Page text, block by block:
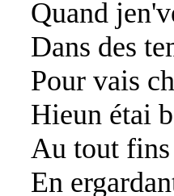
Quand
Dans des
Pour vais
Hieun étai
Au tout
En